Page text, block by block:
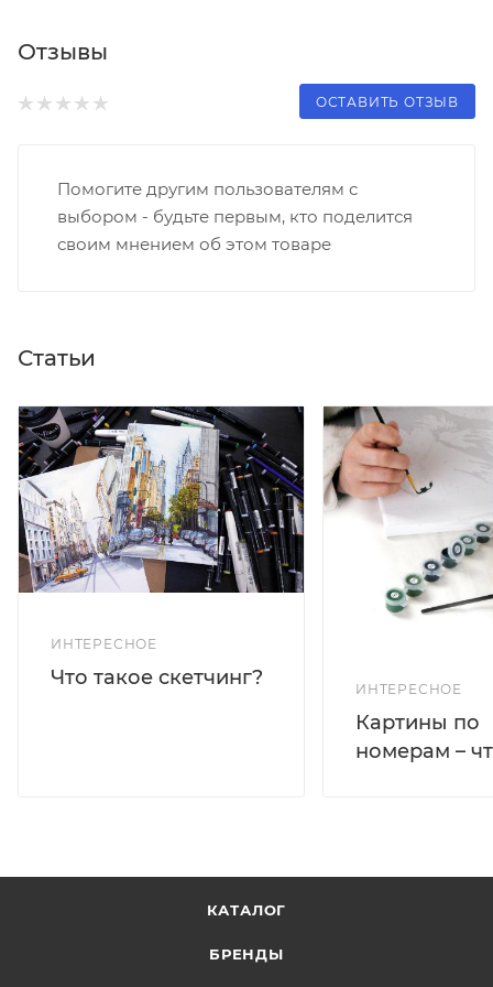
Отзывы
ОСТАВИТЬ ОТЗЫВ
Помогите другим пользователям с
выбором - будьте первым, кто поделится
своим мнением об этом товаре
Статьи
ИНТЕРЕСНОЕ
Что такое скетчинг?
ИНТЕРЕСНОЕ
Картины по
номерам –
КАТАЛОГ
БРЕНДЫ